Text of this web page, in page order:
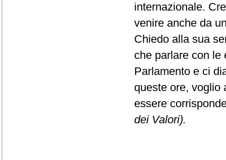
internazionale.
venire anche da
Chiedo alla sua
che parlare con le
Parlamento e ci
queste ore, voglio
essere
dei Valori).